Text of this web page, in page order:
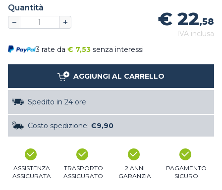
Quantità
€ 22,58
IVA inclusa
3 rate da € 7,53 senza interessi
AGGIUNGI AL CARRELLO
Spedito in 24 ore
Costo spedizione: €9,90
ASSISTENZA
ASSICURATA
TRASPORTO
ASSICURATO
2 ANNI
GARANZIA
PAGAMENTO
SICURO